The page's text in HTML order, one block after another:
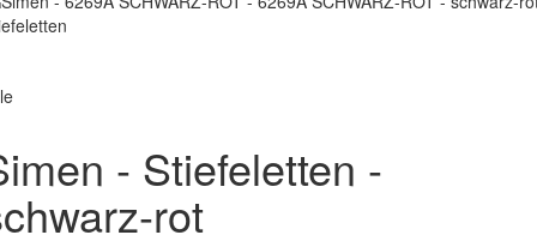
- Stiefeletten -
rot